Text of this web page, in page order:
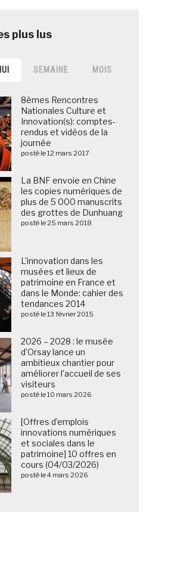
SEMAINE MOIS
8èmes Rencontres
Nationales Culture et
Innovation(s): comptes-
rendus et vidéos de la
journée
posté le 12 mars 2017
La BNF envoie en Chine
les copies numériques de
plus de 5 000 manuscrits
des grottes de Dunhuang
posté le 25 mars 2018
L’innovation dans les
musées et lieux de
patrimoine en France et
dans le Monde: cahier des
tendances 2014
posté le 13 février 2015
2026 – 2028 : le musée
d’Orsay lance un
ambitieux chantier pour
améliorer l’accueil de ses
visiteurs
posté le 10 mars 2026
[Offres d’emplois
innovations numériques
et sociales dans le
patrimoine] 10 offres en
cours (04/03/2026)
posté le 4 mars 2026